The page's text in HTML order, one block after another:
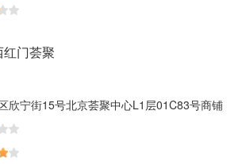
门荟聚
欣宁街15号北京荟聚中心L1层01C83号商铺